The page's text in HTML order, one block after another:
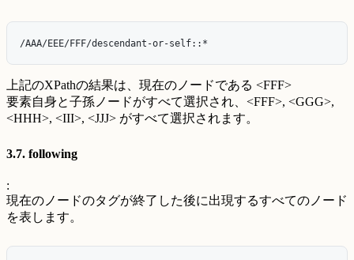
上記のXPathの結果は、現在のノードである <FFF>
要素自身と子孫ノードがすべて選択され、<FFF>, <GGG>,
<HHH>, <III>, <JJJ> がすべて選択されます。
3.7. following
:
現在のノードのタグが終了した後に出現するすべてのノード
を表します。